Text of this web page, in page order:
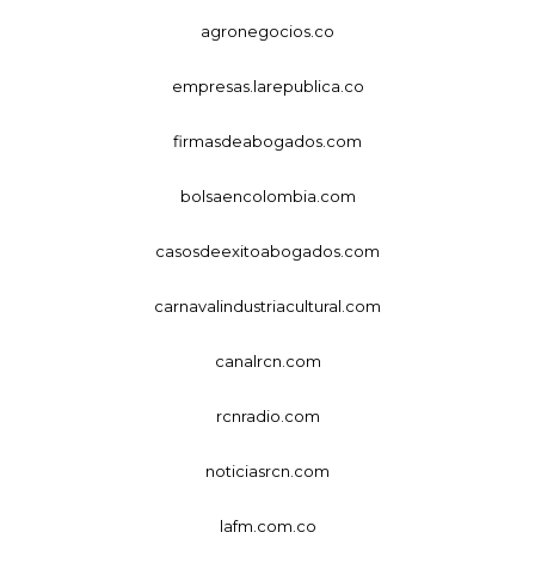
agronegocios.co
empresas.larepublica.co
firmasdeabogados.com
bolsaencolombia.com
casosdeexitoabogados.com
carnavalindustriacultural.com
canalrcn.com
rcnradio.com
noticiasrcn.com
lafm.com.co